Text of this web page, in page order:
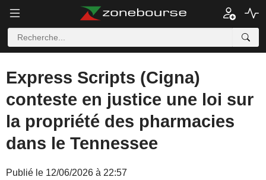
Express Scripts (Cigna)
conteste en justice une loi sur
la propriété des pharmacies
dans le Tennessee
Publié le 12/06/2026 à 22:57